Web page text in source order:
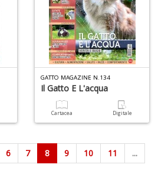
GATTO MAGAZINE N.134
Il Gatto E L'acqua
Cartacea Digitale
6 7 8 9 10 11
...